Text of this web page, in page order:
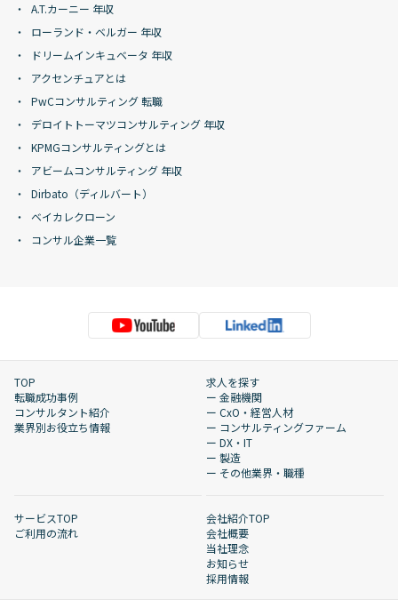
A.T.カーニー 年収
ローランド・ベルガー 年収
ドリームインキュベータ 年収
アクセンチュアとは
PwCコンサルティング 転職
デロイトトーマツコンサルティング 年収
KPMGコンサルティングとは
アビームコンサルティング 年収
Dirbato（ディルバート）
ベイカレクローン
コンサル企業一覧
TOP
転職成功事例
コンサルタント紹介
業界別お役立ち情報
求人を探す
ー 金融機関
ー CxO・経営人材
ー コンサルティングファーム
ー DX・IT
ー 製造
ー その他業界・職種
サービスTOP
ご利用の流れ
会社紹介TOP
会社概要
当社理念
お知らせ
採用情報